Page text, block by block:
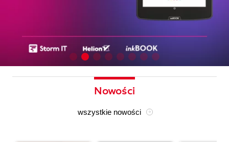
Nowości
wszystkie nowości